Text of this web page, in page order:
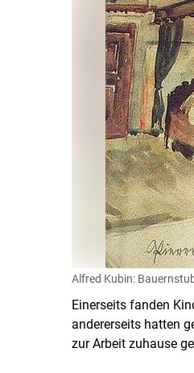
Alfred Kubin:
Einerseits fanden
andererseits hatten
zur Arbeit zuhause